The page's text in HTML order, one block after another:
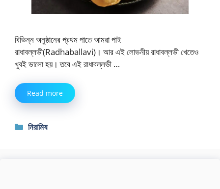
বিভিন্ন অনুষ্ঠানের প্রথম পাতে আমরা পাই
রাধাবল্লভী(Radhaballavi)। আর এই লোভনীয় রাধাবল্লভী খেতেও
খুবই ভালো হয়। তবে এই রাধাবল্লভী …
Read more
Categories
নিরামিষ